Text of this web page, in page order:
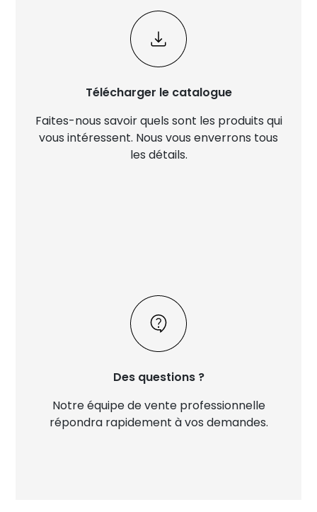
Télécharger le catalogue
Faites-nous savoir quels sont les produits qui
vous intéressent. Nous vous enverrons tous
les détails.
Des questions ?
Notre équipe de vente professionnelle
répondra rapidement à vos demandes.